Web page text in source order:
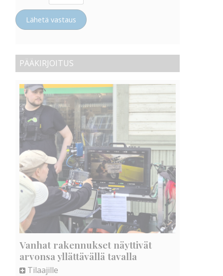
Lähetä vastaus
PÄÄKIRJOITUS
Vanhat rakennukset näyttivät
arvonsa yllättävällä tavalla
Tilaajille